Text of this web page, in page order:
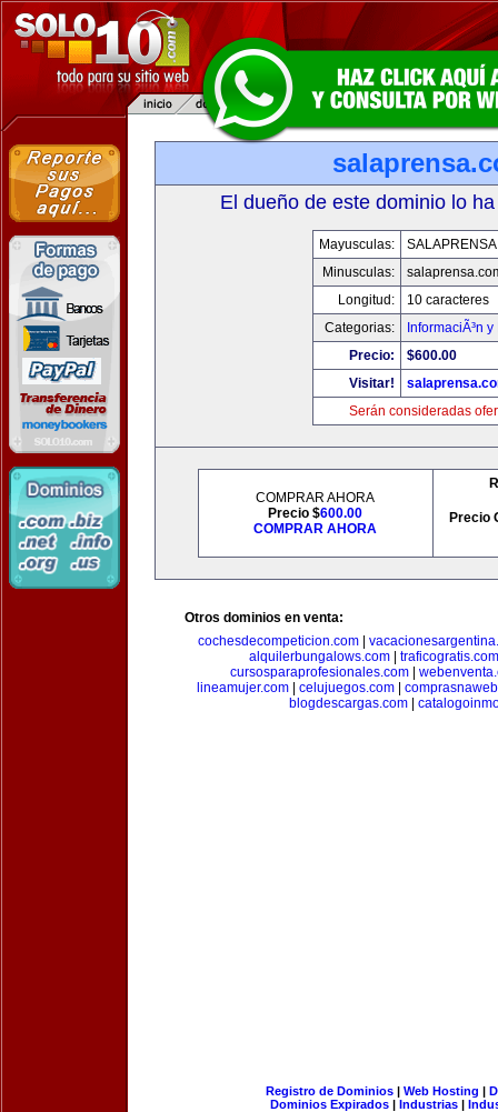
El dueño de este dominio lo
Mayusculas:
Minusculas:
Longitud:
10 caracteres
Categorias:
InformaciÃ³n
Precio:
$600.00
Visitar!
Serán consideradas
COMPRAR AHORA
Precio $600.00
COMPRAR AHORA
Precio
Otros dominios en venta:
cochesdecompeticion.com
alquilerbungalows.com| traficogratis.com
cursosparaprofesionales.com|
lineamujer.com| celujuegos.com|
blogdescargas.com|
Registro de Dominios| Web Hosting |
Dominios Expirados | Industrias |